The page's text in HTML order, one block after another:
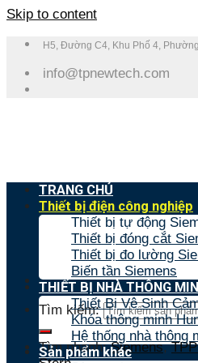
Skip to content
H5, Đường C4, Khu Phố 4,
info@tpnewtech.com
Tìm kiếm:
Tìm nhanh:Siemens,
TRANG CHỦ
Thiết bị điện công nghiệp
Thiết bị tự động
Thiết bị đóng cắt
Thiết bị đo lường
Biến tần Siemens
THIẾT BỊ NHÀ THÔNG
Thiết Bị Vệ Sinh
Khóa thông minh
Hệ thống nhà thông
Sản phẩm khác